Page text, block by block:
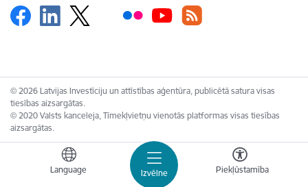
Izvēlne
Language Piekļūstamība
© 2026 Latvijas Investīciju un attīstības aģentūra, publicētā satura visas
tiesības aizsargātas.
© 2020 Valsts kanceleja, Tīmekļvietņu vienotās platformas visas tiesības
aizsargātas.